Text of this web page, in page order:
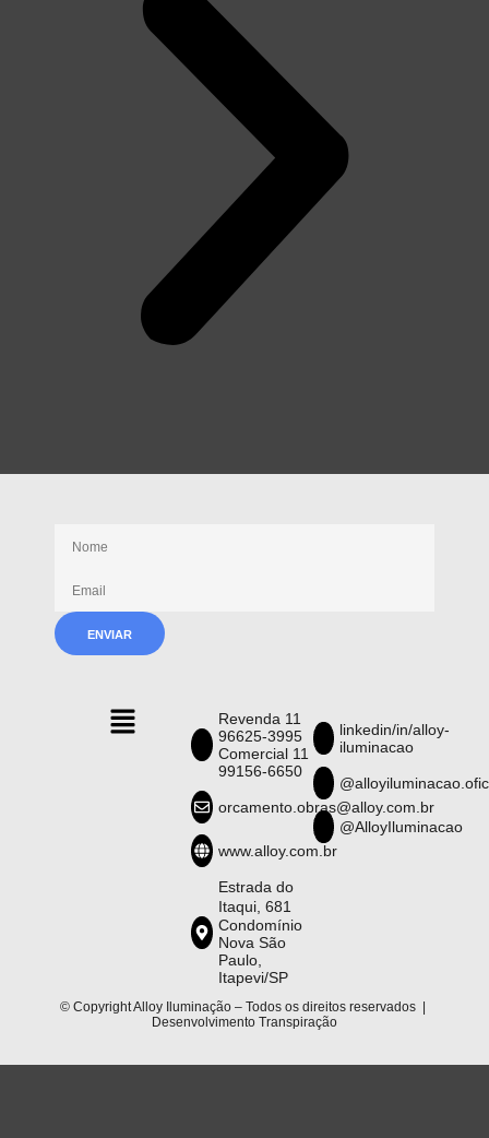
Revenda 11
96625-3995
Comercial 11
99156-6650
orcamento.obras@alloy.com.br
www.alloy.com.br
Estrada do
Itaqui, 681
Condomínio
Nova São
Paulo,
Itapevi/SP
linkedin/in/alloy-
iluminacao
@AlloyIluminacao
© Copyright Alloy Iluminação – Todos os direitos reservados |
Desenvolvimento Transpiração